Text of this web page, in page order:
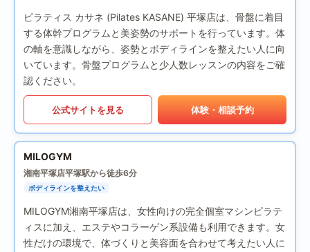
ピラティス カサネ (Pilates KASANE) 平塚店は、骨盤に着目
する体幹プログラムと美姿勢のサポートを行っています。体
の軸を意識しながら、姿勢とボディラインを整えたい人に向
いています。骨盤プログラムと少人数レッスンの内容をご確
認ください。
公式サイトを見る 体験・相談予約
MILOGYM
湘南平塚店平塚駅から徒歩6分
ボディラインを整えたい
MILOGYM湘南平塚店は、女性向けの完全個室マシンピラテ
ィスに加え、エステやコラーゲン系設備も利用できます。女
性だけの環境で、体づくりと美容面を合わせて考えたい人に